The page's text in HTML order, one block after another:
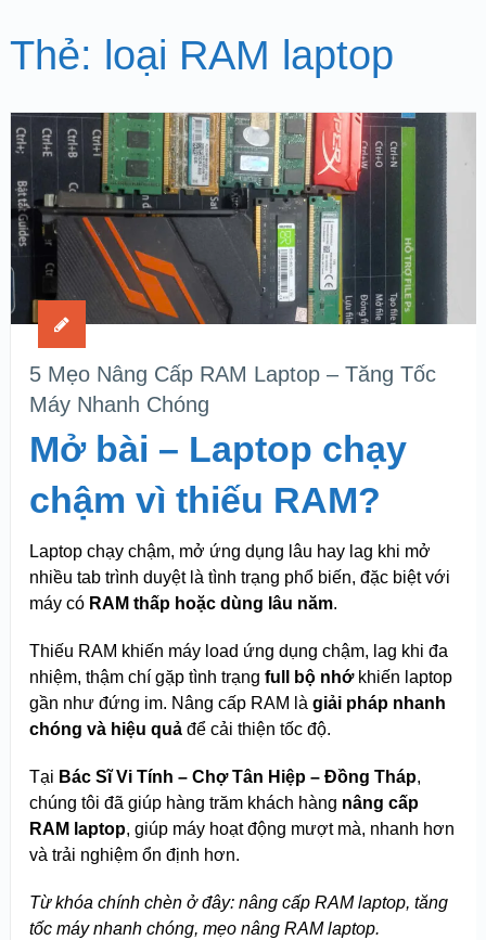
Thẻ: loại RAM laptop
5 Mẹo Nâng Cấp RAM Laptop – Tăng Tốc
Máy Nhanh Chóng
Mở bài – Laptop chạy
chậm vì thiếu RAM?
Laptop chạy chậm, mở ứng dụng lâu hay lag khi mở
nhiều tab trình duyệt là tình trạng phổ biến, đặc biệt với
máy có RAM thấp hoặc dùng lâu năm.
Thiếu RAM khiến máy load ứng dụng chậm, lag khi đa
nhiệm, thậm chí gặp tình trạng full bộ nhớkhiến laptop
gần như đứng im. Nâng cấp RAM là giải pháp nhanh
chóng và hiệu quảđể cải thiện tốc độ.
Tại Bác Sĩ Vi Tính – Chợ Tân Hiệp – Đồng Tháp,
chúng tôi đã giúp hàng trăm khách hàng nâng cấp
RAM laptop, giúp máy hoạt động mượt mà, nhanh hơn
và trải nghiệm ổn định hơn.
Từ khóa chính chèn ở đây: nâng cấp RAM laptop, tăng
tốc máy nhanh chóng, mẹo nâng RAM laptop.